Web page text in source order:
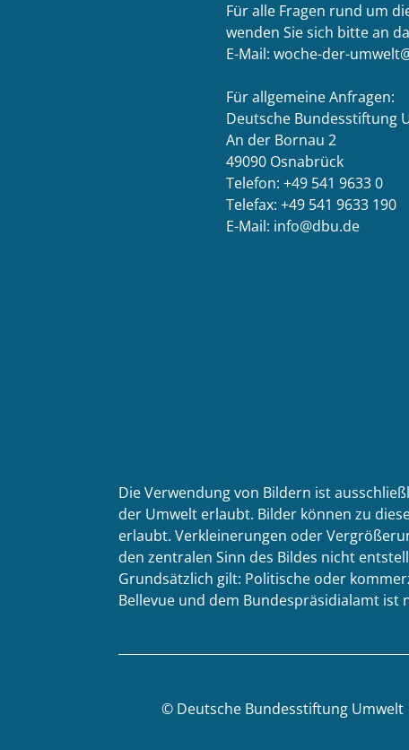
Für alle Fragen rund um
wenden Sie sich bitte an
E-Mail: woche-der-
Für allgemeine Anfragen:
Deutsche Bundesstiftung
An der Bornau 2
49090 Osnabrück
Telefon: +49 541 9633 0
Telefax: +49 541 9633 190
E-Mail: info@dbu.de
Die Verwendung von Bildern ist
der Umwelt erlaubt. Bilder können zu
erlaubt. Verkleinerungen oder
den zentralen Sinn des Bildes nicht
Grundsätzlich gilt: Politische oder
Bellevue und dem Bundespräsidialamt ist
© Deutsche Bundesstiftung Umwelt